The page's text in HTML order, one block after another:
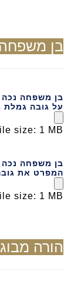
בן
בן משפחה נכה
על גובה גמלת נכות
size: 1 MB.
בן משפחה נכה
המפרט את
size: 1 MB.
הורה